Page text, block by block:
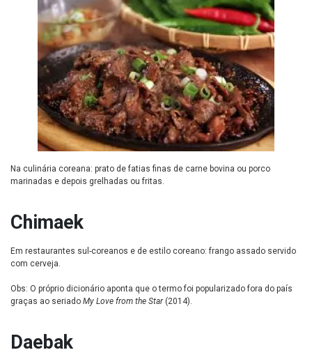
Na culinária coreana: prato de fatias finas de carne bovina ou porco
marinadas e depois grelhadas ou fritas.
Chimaek
Em restaurantes sul-coreanos e de estilo coreano: frango assado servido
com cerveja.
Obs: O próprio dicionário aponta que o termo foi popularizado fora do país
graças ao seriado My Love from the Star(2014).
Daebak